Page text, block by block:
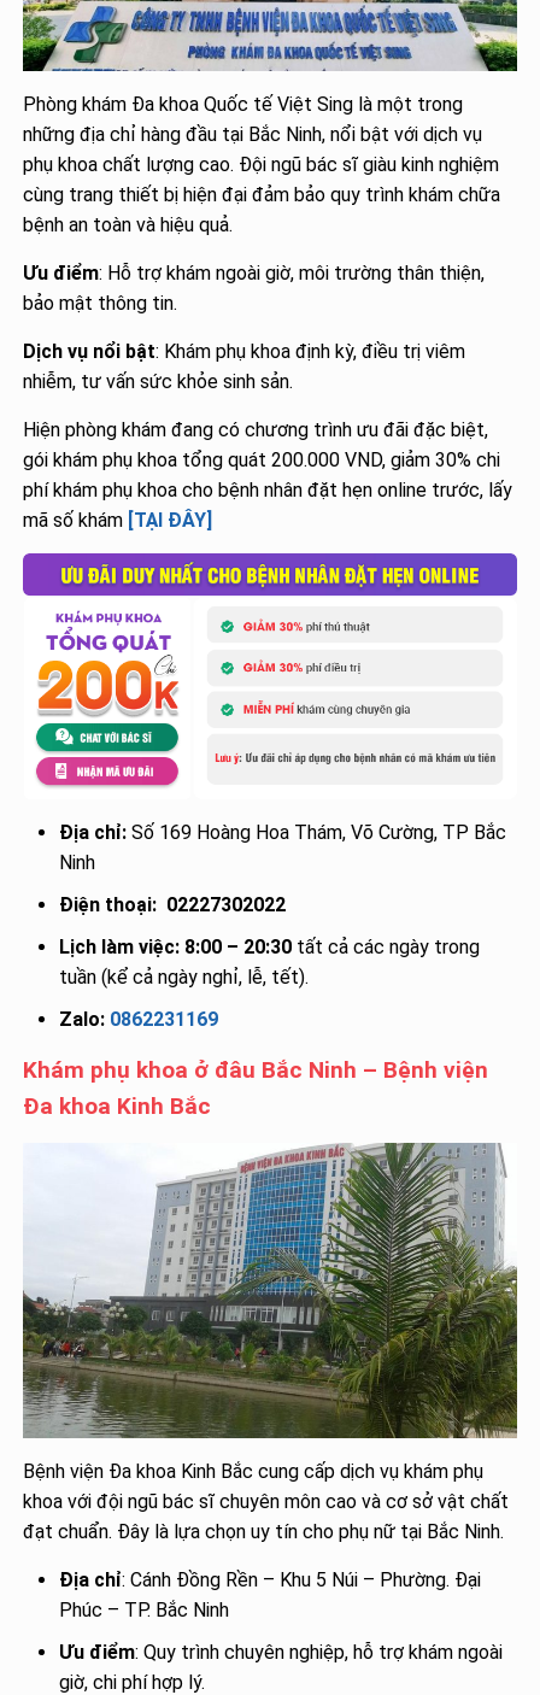
Phòng khám Đa khoa Quốc tế Việt Sing là một trong
những địa chỉ hàng đầu tại Bắc Ninh, nổi bật với dịch vụ
phụ khoa chất lượng cao. Đội ngũ bác sĩ giàu kinh nghiệm
cùng trang thiết bị hiện đại đảm bảo quy trình khám chữa
bệnh an toàn và hiệu quả.
Ưu điểm: Hỗ trợ khám ngoài giờ, môi trường thân thiện,
bảo mật thông tin.
Dịch vụ nổi bật: Khám phụ khoa định kỳ, điều trị viêm
nhiễm, tư vấn sức khỏe sinh sản.
Hiện phòng khám đang có chương trình ưu đãi đặc biệt,
gói khám phụ khoa tổng quát 200.000 VND, giảm 30% chi
phí khám phụ khoa cho bệnh nhân đặt hẹn online trước, lấy
mã số khám [TẠI ĐÂY]
Địa chỉ: Số 169 Hoàng Hoa Thám, Võ Cường, TP Bắc
Ninh
Điện thoại: 02227302022
Lịch làm việc: 8:00 – 20:30 tất cả các ngày trong
tuần (kể cả ngày nghỉ, lễ, tết).
Zalo: 0862231169
Khám phụ khoa ở đâu Bắc Ninh – Bệnh viện
Đa khoa Kinh Bắc
Bệnh viện Đa khoa Kinh Bắc cung cấp dịch vụ khám phụ
khoa với đội ngũ bác sĩ chuyên môn cao và cơ sở vật chất
đạt chuẩn. Đây là lựa chọn uy tín cho phụ nữ tại Bắc Ninh.
Địa chỉ: Cánh Đồng Rền – Khu 5 Núi – Phường. Đại
Phúc – TP. Bắc Ninh
Ưu điểm: Quy trình chuyên nghiệp, hỗ trợ khám ngoài
giờ, chi phí hợp lý.